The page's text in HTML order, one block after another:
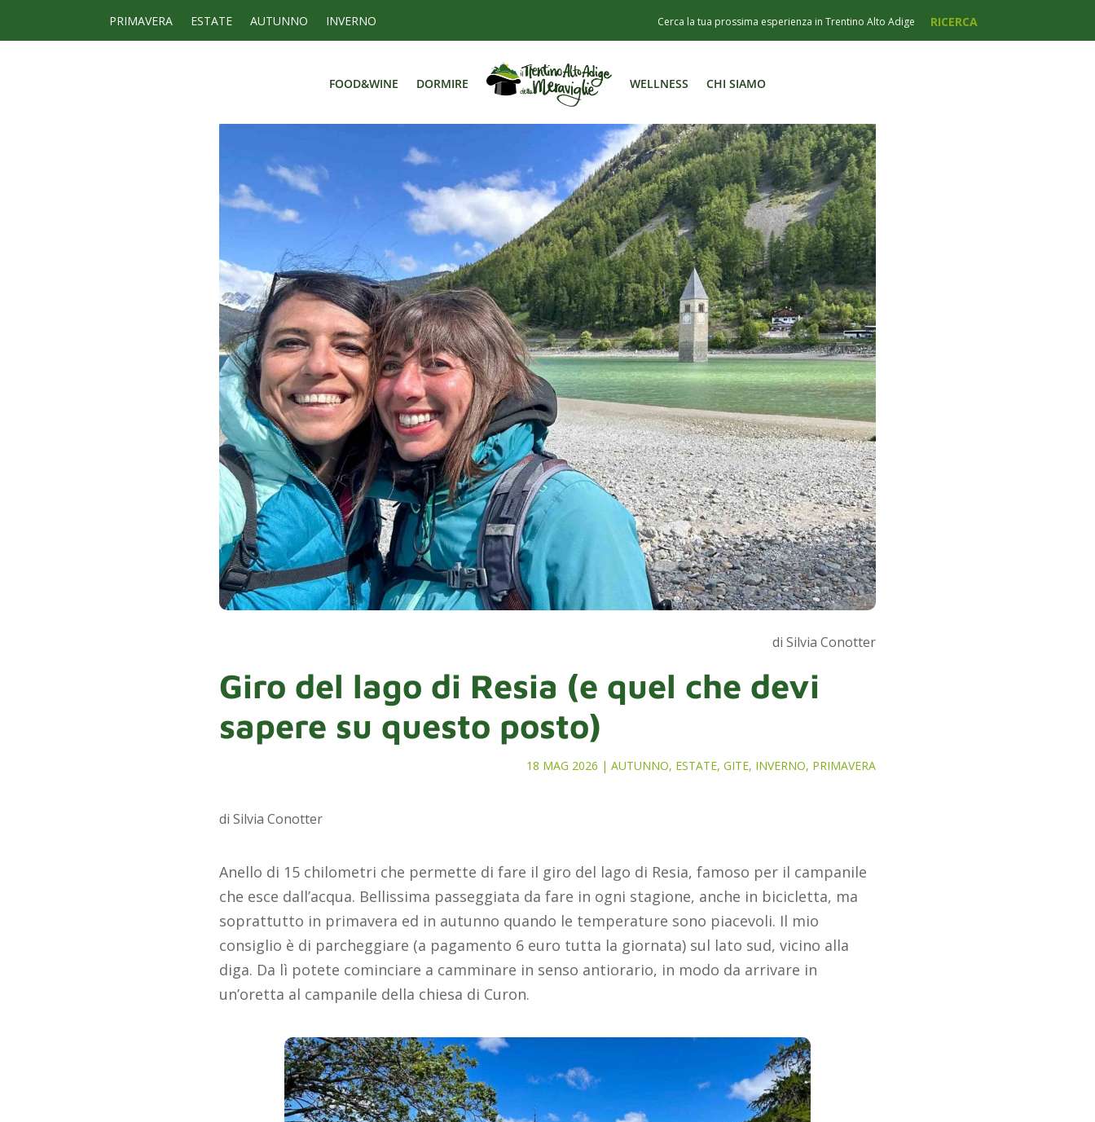
PRIMAVERA ESTATE AUTUNNO INVERNO
FOOD&WINE DORMIRE WELLNESS CHI SIAMO
FOOD&WINE DORMIRE WELLNESS CHI SIAMO
di Silvia Conotter
Giro del lago di Resia (e quel che devi
sapere su questo posto)
18 MAG 2026 |AUTUNNO, ESTATE,GITE, INVERNO, PRIMAVERA
di Silvia Conotter
Anello di 15 chilometri che permette di fare il giro del lago di Resia, famoso per il campanile
che esce dall’acqua. Bellissima passeggiata da fare in ogni stagione, anche in bicicletta, ma
soprattutto in primavera ed in autunno quando le temperature sono piacevoli. Il mio
consiglio è di parcheggiare (a pagamento 6 euro tutta la giornata) sul lato sud, vicino alla
diga. Da lì potete cominciare a camminare in senso antiorario, in modo da arrivare in
un’oretta al campanile della chiesa di Curon.